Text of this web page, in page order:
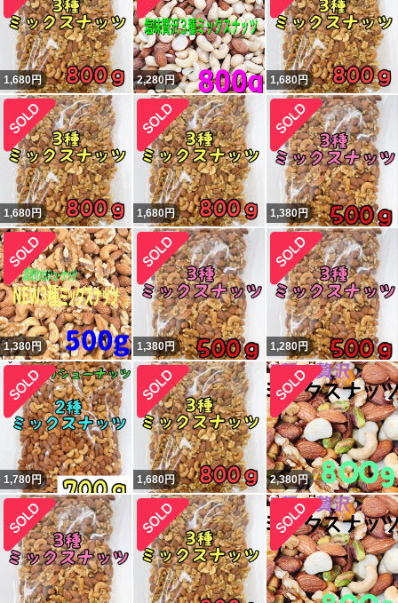
1,680円 2,280円 1,680円
1,680円 1,680円 1,380円
1,380円 1,380円 1,280円
1,780円 1,680円 2,380円